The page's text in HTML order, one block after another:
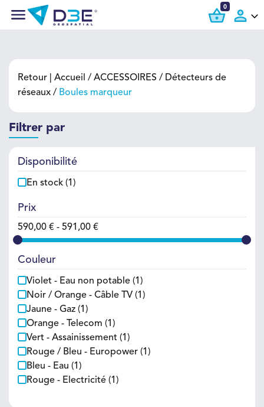
0
Retour | Accueil ACCESSOIRES
Détecteurs de
réseaux
Boules marqueur
Filtrer par
Disponibilité
En stock (1)
Prix
590,00 € - 591,00 €
Couleur
Violet - Eau non potable (1)
Noir / Orange - Câble TV (1)
Jaune - Gaz (1)
Orange - Telecom (1)
Vert - Assainissement (1)
Rouge / Bleu - Europower (1)
Bleu - Eau (1)
Rouge - Electricité (1)